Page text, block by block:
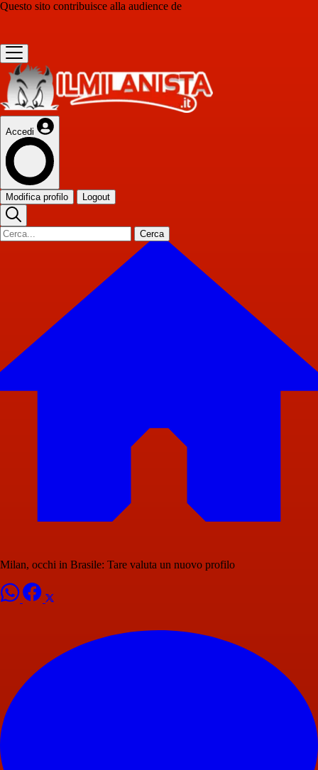
Questo sito contribuisce alla audience de
Accedi
Modifica profilo Logout
Cerca
Milan, occhi in Brasile: Tare valuta un nuovo profilo